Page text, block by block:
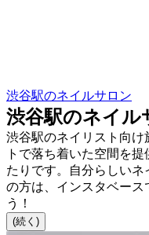
渋谷駅のネイルサロン
渋谷駅のネイル
渋谷駅のネイリスト向
トで落ち着いた空間を
たりです。自分らしい
の方は、インスタベース
う！
(続く)